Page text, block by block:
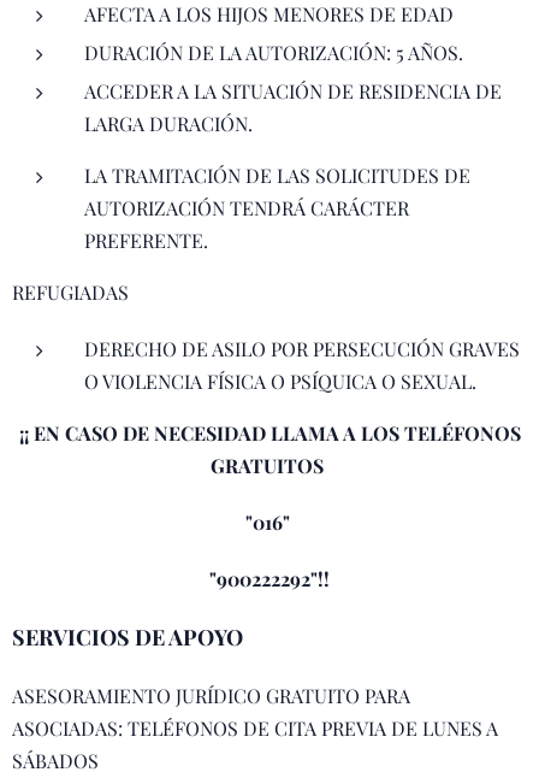
AFECTA A LOS HIJOS MENORES DE EDAD
DURACIÓN DE LA AUTORIZACIÓN: 5 AÑOS.
ACCEDER A LA SITUACIÓN DE RESIDENCIA DE
LARGA DURACIÓN.
LA TRAMITACIÓN DE LAS SOLICITUDES DE
AUTORIZACIÓN TENDRÁ CARÁCTER
PREFERENTE.
REFUGIADAS
DERECHO DE ASILO POR PERSECUCIÓN GRAVES
O VIOLENCIA FÍSICA O PSÍQUICA O SEXUAL.
¡¡ EN CASO DE NECESIDAD LLAMA A LOS TELÉFONOS
GRATUITOS
"016"
"900222292"!!
SERVICIOS DE APOYO
ASESORAMIENTO JURÍDICO GRATUITO PARA
ASOCIADAS: TELÉFONOS DE CITA PREVIA DE LUNES A
SÁBADOS